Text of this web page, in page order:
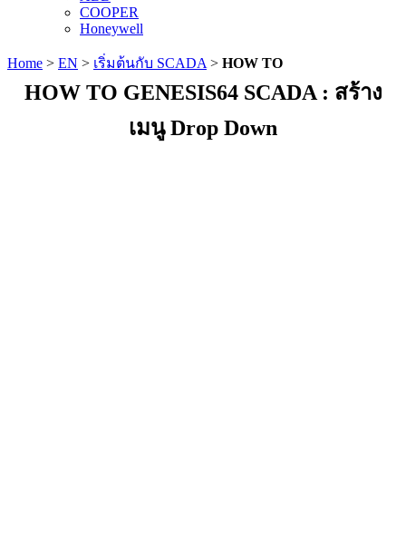
COOPER
Honeywell
Home > EN > เริ่มต้นกับ SCADA > HOW TO
HOW TO GENESIS64 SCADA : สร้าง
เมนู Drop Down